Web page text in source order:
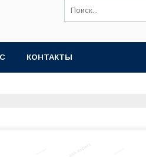
КОНТАКТЫ